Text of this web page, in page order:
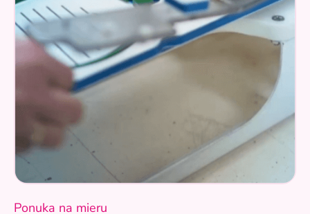
Ponuka na mieru